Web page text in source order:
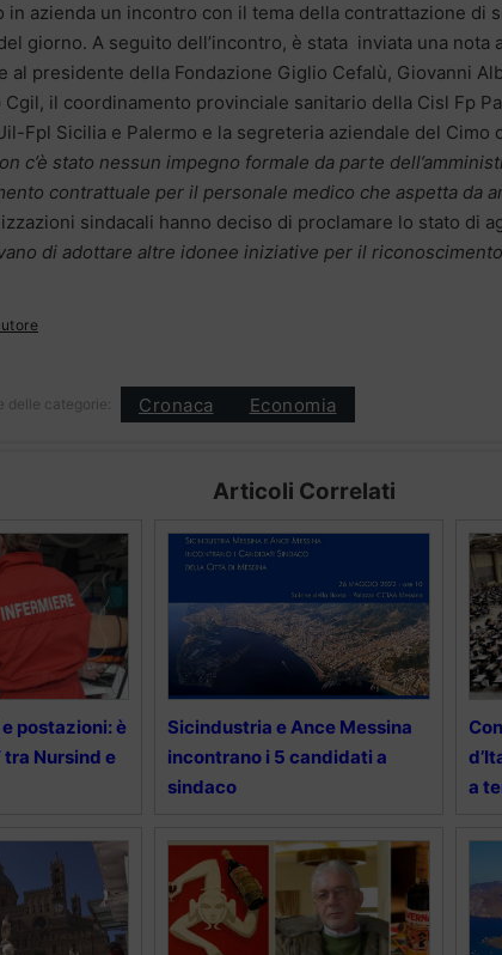
in azienda un incontro con il tema della contrattazione di
giorno. A seguito dell’incontro, è stata inviata una nota
al presidente della Fondazione Giglio Cefalù, Giovanni
Cgil, il coordinamento provinciale sanitario della Cisl Fp
Fpl Sicilia e Palermo e la segreteria aziendale del Cimo
c’è stato nessun impegno formale da parte
contrattuale per il personale medico che aspetta da
sindacali hanno deciso di proclamare lo stato di
di adottare altre idonee iniziative per il
delle categorie: Cronaca Economia
Articoli Correlati
postazioni: è
tra Nursind e
Sicindustria e Ance Messina
incontrano i 5 candidati a
sindaco
a